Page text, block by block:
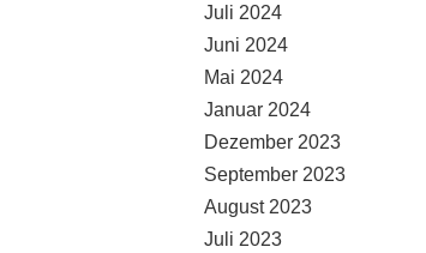
Juli 2024
Juni 2024
Mai 2024
Januar 2024
Dezember 2023
September 2023
August 2023
Juli 2023